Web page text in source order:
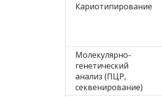
Кариотипирование
Молекулярно-
генетический
анализ (ПЦР,
секвенирование)